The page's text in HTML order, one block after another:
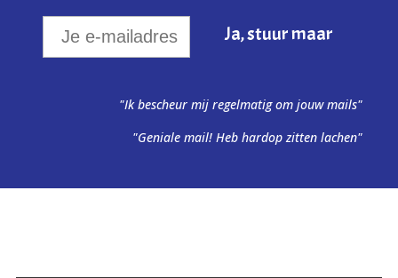
"Ik bescheur mij regelmatig om jouw mails"
"Geniale mail! Heb hardop zitten lachen"